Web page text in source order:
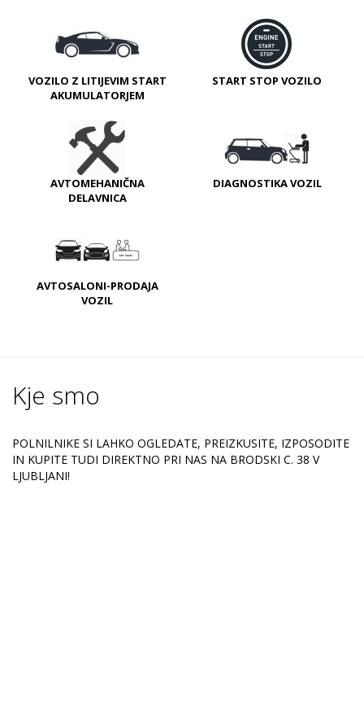
VOZILO Z LITIJEVIM START
AKUMULATORJEM
START STOP VOZILO
AVTOMEHANIČNA
DELAVNICA
DIAGNOSTIKA VOZIL
AVTOSALONI-PRODAJA
VOZIL
Kje smo
POLNILNIKE SI LAHKO OGLEDATE, PREIZKUSITE, IZPOSODITE
IN KUPITE TUDI DIREKTNO PRI NAS NA BRODSKI C. 38 V
LJUBLJANI!